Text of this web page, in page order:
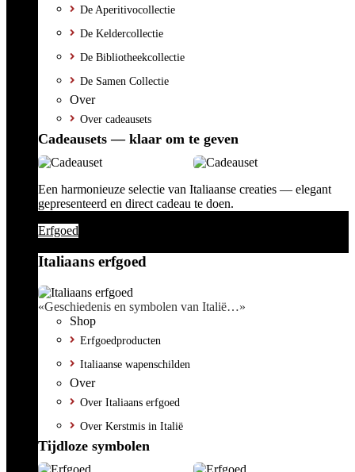
De Aperitivocollectie
De Keldercollectie
De Bibliotheekcollectie
De Samen Collectie
Over
Over cadeausets
Cadeausets — klaar om te geven
Een harmonieuze selectie van Italiaanse creaties — elegant
gepresenteerd en direct cadeau te doen.
Erfgoed
Italiaans erfgoed
«Geschiedenis en symbolen van Italië…»
Shop
Erfgoedproducten
Italiaanse wapenschilden
Over
Over Italiaans erfgoed
Over Kerstmis in Italië
Tijdloze symbolen